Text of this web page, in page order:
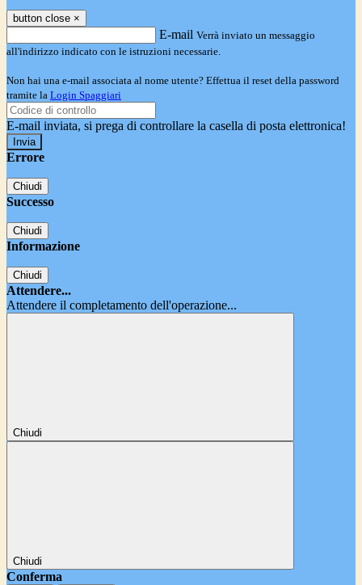
button close ×
E-mail Verrà inviato un messaggio
all'indirizzo indicato con le istruzioni necessarie.
Non hai una e-mail associata al nome utente? Effettua il reset della password
tramite la Login Spaggiari
E-mail inviata, si prega di controllare la casella di posta elettronica!
Errore
Chiudi
Successo
Chiudi
Informazione
Chiudi
Attendere...
Attendere il completamento dell'operazione...
Chiudi
Chiudi
Conferma